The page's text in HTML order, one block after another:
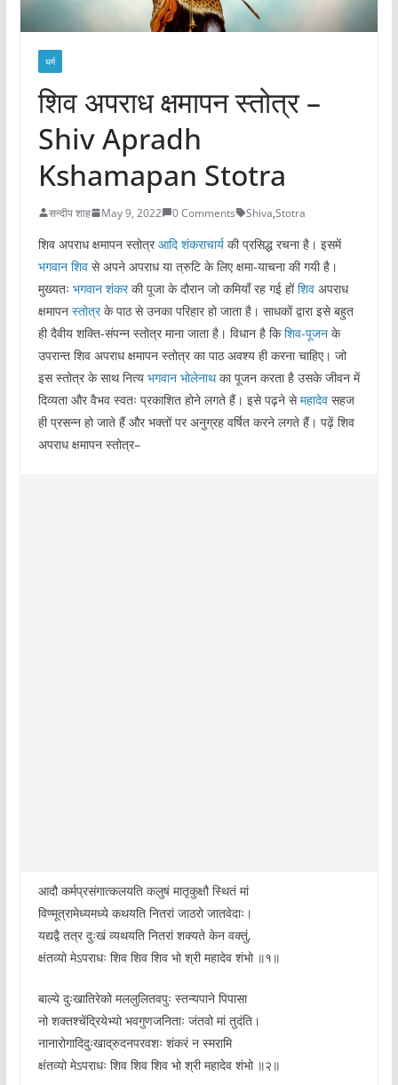
धर्म
शिव अपराध क्षमापन स्तोत्र –
Shiv Apradh
Kshamapan Stotra
सन्दीप शाह May 9, 2022 0 Comments Shiva,Stotra
शिव अपराध क्षमापन स्तोत्रआदि शंकराचार्यकी प्रसिद्ध रचना है। इसमें
भगवान शिवसे अपने अपराध या त्रुटि के लिए क्षमा-याचना की गयी है।
मुख्यतः भगवान शंकरकी पूजा के दौरान जो कमियाँ रह गई होंशिवअपराध
क्षमापन स्तोत्रके पाठ से उनका परिहार हो जाता है। साधकों द्वारा इसे बहुत
ही दैवीय शक्ति-संपन्न स्तोत्र माना जाता है। विधान है किशिव-पूजनके
उपरान्त शिव अपराध क्षमापन स्तोत्र का पाठ अवश्य ही करना चाहिए। जो
इस स्तोत्र के साथ नित्य भगवान भोलेनाथका पूजन करता है उसके जीवन में
दिव्यता और वैभव स्वतः प्रकाशित होने लगते हैं। इसे पढ़ने सेमहादेवसहज
ही प्रसन्न हो जाते हैं और भक्तों पर अनुग्रह वर्षित करने लगते हैं। पढ़ें शिव
अपराध क्षमापन स्तोत्र–
आदौ कर्मप्रसंगात्कलयति कलुषं मातृकुक्षौ स्थितं मां
विण्मूत्रामेध्यमध्ये कथयति नितरां जाठरो जातवेदाः।
यद्यद्वै तत्र दुःखं व्यथयति नितरां शक्यते केन वक्तुं,
क्षंतव्यो मे‌ऽपराधः शिव शिव शिव भो श्री महादेव शंभो ॥१॥
बाल्ये दुःखातिरेको मललुलितवपुः स्तन्यपाने पिपासा
नो शक्तश्चेंद्रियेभ्यो भवगुणजनिताः जंतवो मां तुदंति।
नानारोगादिदुःखाद्रुदनपरवशः शंकरं न स्मरामि
क्षंतव्यो मे‌ऽपराधः शिव शिव शिव भो श्री महादेव शंभो ॥२॥